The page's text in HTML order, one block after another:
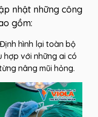
nhật những công
gồm:
hình lại toàn bộ
hợp với những ai có
nâng mũi hỏng.